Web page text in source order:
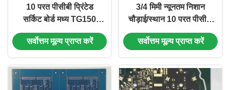
10 परत पीसीबी प्रिंटेड
सर्किट बोर्ड मध्य TG150
FR4 0.1 मिमी लाइन ओएसपी
और गोल्ड फिंगर प्रौद्योगिकी
सर्वोत्तम मूल्य प्राप्त करें
3/4 मिमी न्यूनतम निशान
चौड़ाई/स्थान 10 परत पीसीबी
बोर्ड के साथ बीजीए पैड
ओएसपी + ईआईजी सतह खत्म
सर्वोत्तम मूल्य प्राप्त करें